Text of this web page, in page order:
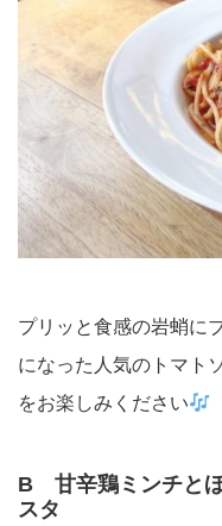
プリッと食感の岩蛸に
になった人気のトマト
をお楽しみください
B 甘辛鶏ミンチと
スタ